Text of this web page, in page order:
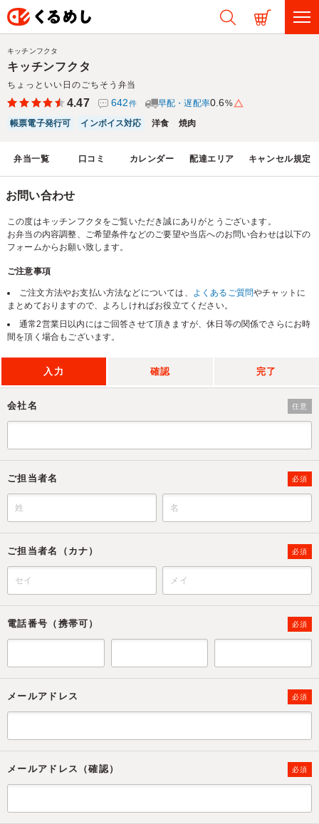
キッチンフクタ
ちょっといい日のごちそう弁当
キッチンフクタ
4.47 642件 早配・遅配率0.6%
帳票電子発行可
インボイス対応 洋食 焼肉
弁当一覧 口コミ カレンダー 配達エリア キャンセル規定
お問い合わせ
この度はキッチンフクタをご覧いただき誠にありがとうございます。
お弁当の内容調整、ご希望条件などのご要望や当店へのお問い合わせは以下の
フォームからお願い致します。
ご注意事項
ご注文方法やお支払い方法などについては、 よくあるご質問やチャットに
まとめておりますので、よろしければお役立てください。
通常2営業日以内にはご回答させて頂きますが、休日等の関係でさらにお時
間を頂く場合もございます。
入力 確認 完了
会社名 任意
ご担当者名 必須
ご担当者名（カナ） 必須
電話番号（携帯可） 必須
メールアドレス 必須
メールアドレス（確認） 必須